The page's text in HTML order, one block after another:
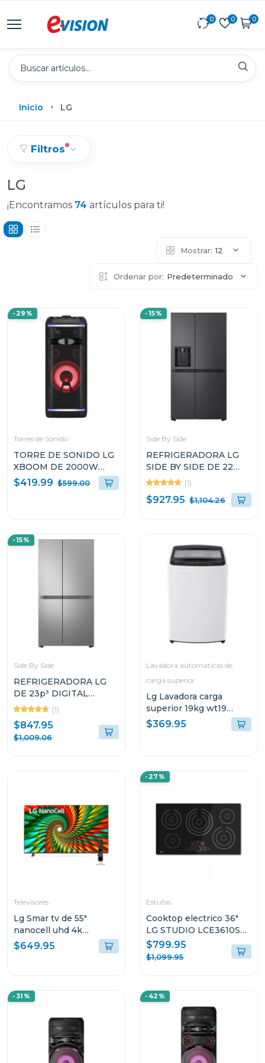
0 0 0
Inicio LG
Filtros
LG
¡Encontramos 74 artículos para ti!
Mostrar: 12
Ordenar por: Predeterminado
-29%
Torres de Sonido
TORRE DE SONIDO LG
XBOOM DE 2000W
KARAOKE STAR PRO DJ
WHEEL OK99M
$419.99 $599.00
-15%
Side By Side
REFRIGERADORA LG
SIDE BY SIDE DE 22
CUFT COLOR NEGRO
SMART INVERTER
VS25LQIK
(1)
$927.95 $1,104.26
-15%
Side By Side
REFRIGERADORA LG
DE 23p³ DIGITAL
INVERTER SIDE BY
SIDE VS25BJNK
(1)
$847.95
$1,009.06
Lavadora automáticas de
carga superior
Lg Lavadora carga
superior 19kg wt19
turbodrum smart
diagnosis color blanco
$369.95
Televisores
Lg Smar tv de 55"
nanocell uhd 4k
55nano77
$649.95
-27%
Estufas
Cooktop electrico 36"
LG STUDIO LCE3610SB
smoothtouch
$799.95
$1,099.95
-31% -42%